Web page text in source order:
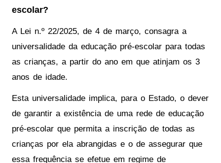
escolar?
A Lei n.º 22/2025, de 4 de março, consagra a
universalidade da educação pré-escolar para todas
as crianças, a partir do ano em que atinjam os 3
anos de idade.
Esta universalidade implica, para o Estado, o dever
de garantir a existência de uma rede de educação
pré-escolar que permita a inscrição de todas as
crianças por ela abrangidas e o de assegurar que
essa frequência se efetue em regime de